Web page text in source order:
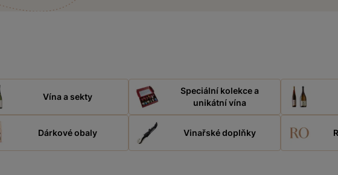
Vína a sekty
Speciální kolekce a
unikátní vína
Dárkové obaly Vinařské doplňky